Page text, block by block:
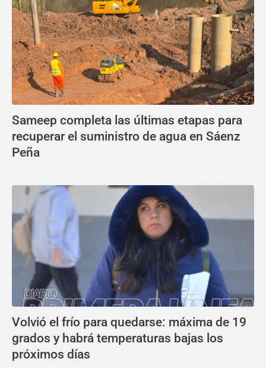
Sameep completa las últimas etapas para
recuperar el suministro de agua en Sáenz
Peña
Volvió el frío para quedarse: máxima de 19
grados y habrá temperaturas bajas los
próximos días